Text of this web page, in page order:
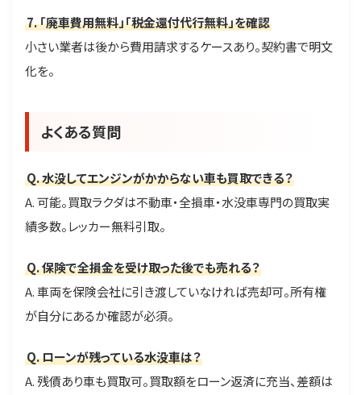
7. 「廃車費用無料」「税金還付代行無料」を確認
小さい業者は後から費用請求するケースあり。契約書で明文
化を。
よくある質問
Q. 水没してエンジンがかからない車も買取できる？
A. 可能。買取ラクダは不動車・全損車・水没車専門の買取実
績多数。レッカー無料引取。
Q. 保険で全損金を受け取った後でも売れる？
A. 車両を保険会社に引き渡していなければ売却可。所有権
が自分にあるか確認が必須。
Q. ローンが残っている水没車は？
A. 残債あり車も買取可。買取額をローン返済に充当、差額は